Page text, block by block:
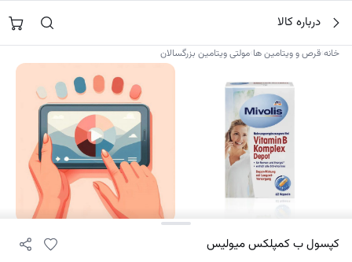
محتوا
جستجو در
درباره کالا
خانه›قرص و ویتامین ها›مولتی ویتامین بزرگسالان
کپسول ب کمپلکس میولیس